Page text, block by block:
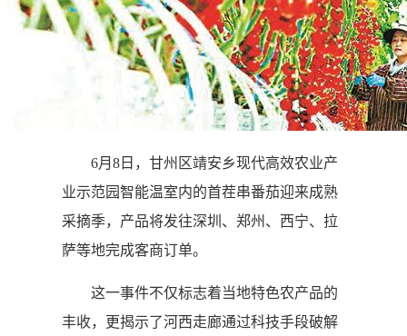
6月8日，甘州区靖安乡现代高效农业产
业示范园智能温室内的首茬串番茄迎来成熟
采摘季，产品将发往深圳、郑州、西宁、拉
萨等地完成客商订单。
这一事件不仅标志着当地特色农产品的
丰收，更揭示了河西走廊通过科技手段破解